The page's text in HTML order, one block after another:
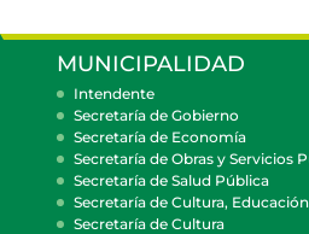
MUNICIPALIDAD
Intendente
Secretaría de Gobierno
Secretaría de Economía
Secretaría de Obras y Servicios
Secretaría de Salud Pública
Secretaría de Cultura,
Secretaría de Cultura